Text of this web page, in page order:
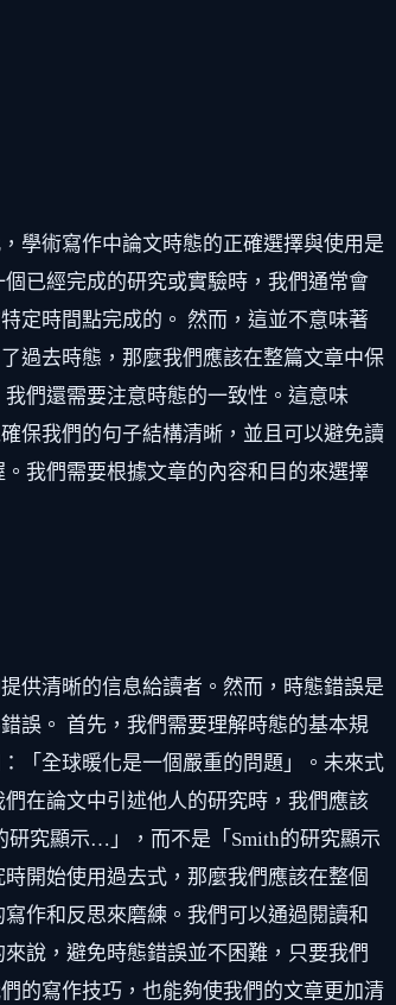
學術寫作中論文時態的正確選擇與使用是
已經完成的研究或實驗時，我們通常會
定時間點完成的。 然而，這並不意味著
過去時態，那麼我們應該在整篇文章中保
們還需要注意時態的一致性。這意味
保我們的句子結構清晰，並且可以避免讀
我們需要根據文章的內容和目的來選擇
供清晰的信息給讀者。然而，時態錯誤是
誤。 首先，我們需要理解時態的基本規
「全球暖化是一個嚴重的問題」。未來式
在論文中引述他人的研究時，我們應該
研究顯示…」，而不是「Smith的研究顯示
開始使用過去式，那麼我們應該在整個
作和反思來磨練。我們可以通過閱讀和
說，避免時態錯誤並不困難，只要我們
的寫作技巧，也能夠使我們的文章更加清